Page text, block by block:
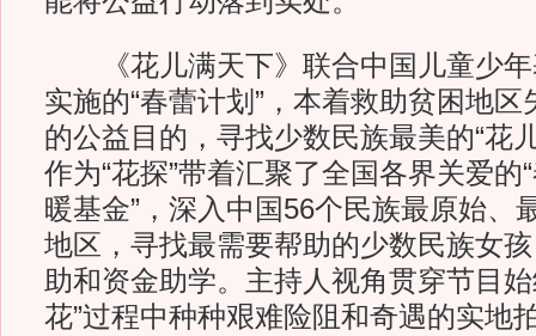
《花儿满天下》联合中国儿童少年
实施的“春蕾计划”，本着救助贫困地
的公益目的，寻找少数民族最美的“花
作为“花探”带着汇聚了全国各界关爱的
暖基金”，深入中国56个民族最原始、
地区，寻找最需要帮助的少数民族女
助和资金助学。主持人视角贯穿节目
花”过程中种种艰难险阻和奇遇的实地